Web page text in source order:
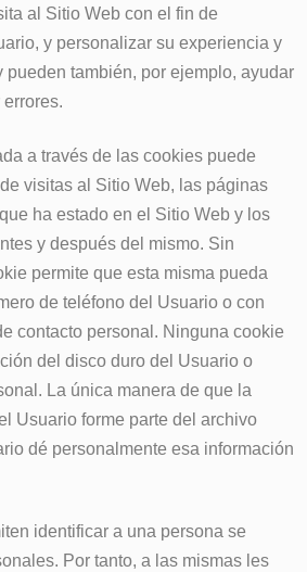
al Sitio Web con el fin de
y personalizar su experiencia y
pueden también, por ejemplo, ayudar
a través de las cookies puede
visitas al Sitio Web, las páginas
ha estado en el Sitio Web y los
y después del mismo. Sin
permite que esta misma pueda
de teléfono del Usuario o con
contacto personal. Ninguna cookie
del disco duro del Usuario o
La única manera de que la
Usuario forme parte del archivo
dé personalmente esa información
identificar a una persona se
Por tanto, a las mismas les